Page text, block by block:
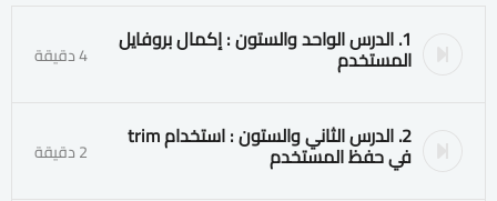
1. الدرس الواحد والستون : إكمال بروفايل
المستخدم 4 دقيقة
2. الدرس الثاني والستون : استخدام trim
في حفظ المستخدم 2 دقيقة